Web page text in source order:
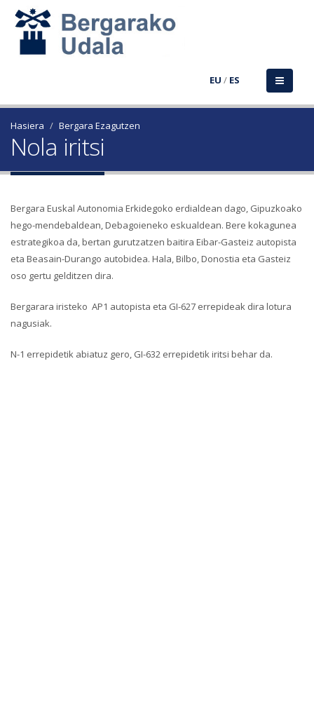
EU / ES
Hasiera Bergara Ezagutzen
Nola iritsi
Bergara Euskal Autonomia Erkidegoko erdialdean dago, Gipuzkoako
hego-mendebaldean, Debagoieneko eskualdean. Bere kokagunea
estrategikoa da, bertan gurutzatzen baitira Eibar-Gasteiz autopista
eta Beasain-Durango autobidea. Hala, Bilbo, Donostia eta Gasteiz
oso gertu gelditzen dira.
Bergarara iristeko AP1 autopista eta GI-627 errepideak dira lotura
nagusiak.
N-1 errepidetik abiatuz gero, GI-632 errepidetik iritsi behar da.